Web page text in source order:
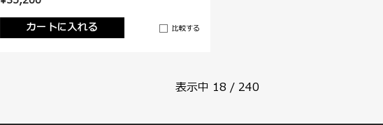
カートに入れる
比較する
表示中 18 / 240